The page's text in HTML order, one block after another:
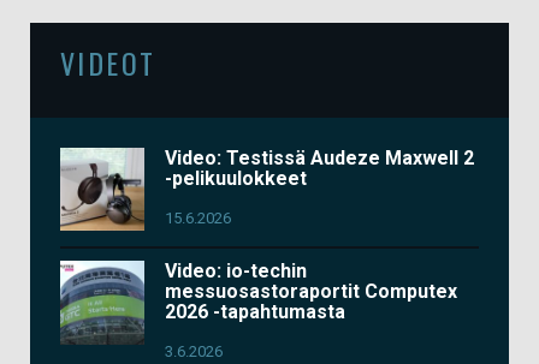
VIDEOT
Video: Testissä Audeze Maxwell 2
-pelikuulokkeet
15.6.2026
Video: io-techin
messuosastoraportit Computex
2026 -tapahtumasta
3.6.2026